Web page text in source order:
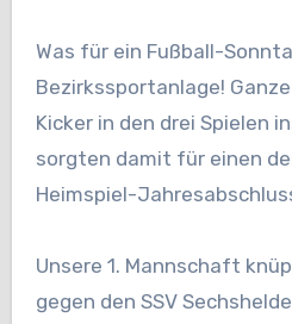
Was für ein Fußball-Sonntag auf der
Bezirkssportanlage!
Kicker in den drei Spielen
sorgten damit für einen
Heimspiel-
Unsere 1. Mannschaft
gegen den SSV